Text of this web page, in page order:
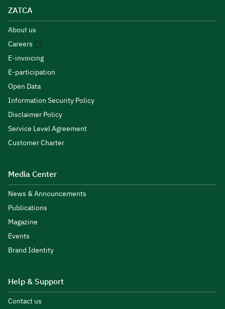
ZATCA
About us
Careers
E-invoicing
E-participation
Open Data
Information Security Policy
Disclaimer Policy
Service Level Agreement
Customer Charter
Media Center
News & Announcements
Publications
Magazine
Events
Brand Identity
Help & Support
Contact us